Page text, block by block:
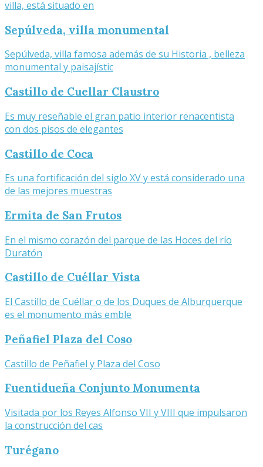
villa, está situado en
Sepúlveda, villa monumental
Sepúlveda, villa famosa además de su Historia , belleza
monumental y paisajístic
Castillo de Cuellar Claustro
Es muy reseñable el gran patio interior renacentista
con dos pisos de elegantes
Castillo de Coca
Es una fortificación del siglo XV y está considerado una
de las mejores muestras
Ermita de San Frutos
En el mismo corazón del parque de las Hoces del río
Duratón
Castillo de Cuéllar Vista
El Castillo de Cuéllar o de los Duques de Alburquerque
es el monumento más emble
Peñafiel Plaza del Coso
Castillo de Peñafiel y Plaza del Coso
Fuentidueña Conjunto Monumenta
Visitada por los Reyes Alfonso VII y VIII que impulsaron
la construcción del cas
Turégano